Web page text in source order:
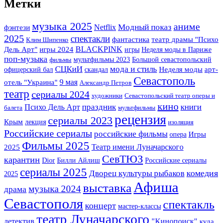
Метки
фэнтези музыка 2025 Netflix Модный показ аниме
2025 Клим Шипенко спектакли фантастика театр драмы "Психо
Дель Арт" игры 2024 BLACKPINK игры Неделя моды в Париже
поп-музыка фильмы мультфильмы 2023 Большой севастопольский
офицерский бал СЦКиИ скандал мода и стиль Неделя моды арт-
отель "Украина" 9 мая Александр Петров Севастополь
театр сериалы 2024 художники Севастопольский театр оперы и
балета Психо Дель Арт праздник мультфильмы кино книги
Крым лекция сериалы 2023 рецензия изоляция
Российские сериалы российские фильмы опера Игры
2025 Фильмы 2025 Театр имени Луначарского
карантин Dior Билли Айлиш СевТЮЗ Российские сериалы
2025 сериалы 2025 Дворец культуры рыбаков комедия
драма музыка 2024выставка Афиша
Севастополя концерт мастер-классы спектакль
детектив театр Луначарского "Кинопоиск" куда